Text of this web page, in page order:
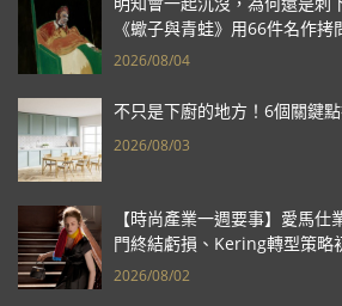
《蠍子與青蛙》用66件名作拷
2026/08/04
不只是下廚的地方！6個關鍵
2026/08/03
【時尚產業一週要事】愛馬
門終結虧損、Kering轉型策略
報亮眼
2026/08/02